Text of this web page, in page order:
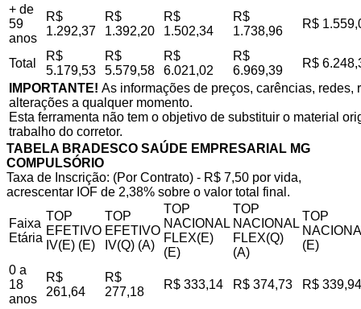
+ de
59
anos
R$
1.292,37
R$
1.392,20
R$
1.502,34
R$
1.738,96
R$
Total
R$
5.179,53
R$
5.579,58
R$
6.021,02
R$
6.969,39
R$
IMPORTANTE! As informações de preços, carências,
alterações a qualquer momento.
Esta ferramenta não tem o objetivo de substituir o material
trabalho do corretor.
TABELA BRADESCO SAÚDE EMPRESARIAL MG
COMPULSÓRIO
Taxa de Inscrição: (Por Contrato) - R$ 7,50 por vida,
acrescentar IOF de 2,38% sobre o valor total final.
Faixa
Etária
TOP
EFETIVO
IV(E) (E)
TOP
EFETIVO
IV(Q) (A)
TOP
NACIONAL
FLEX(E)
(E)
TOP
NACIONAL
FLEX(Q)
(A)
TOP
(E)
0 a
18
anos
R$
261,64
R$
277,18
R$ 333,14 R$ 374,73 R$ 339,94